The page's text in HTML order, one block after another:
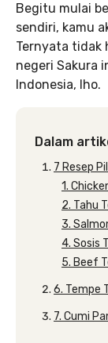
Begitu mulai
sendiri, kamu
Ternyata tidak
negeri Sakura
Indonesia, lho.
Dalam
7 Resep
1.
2. Tahu
3.
4. Sosis
5. Beef
6. Tempe
7. Cumi